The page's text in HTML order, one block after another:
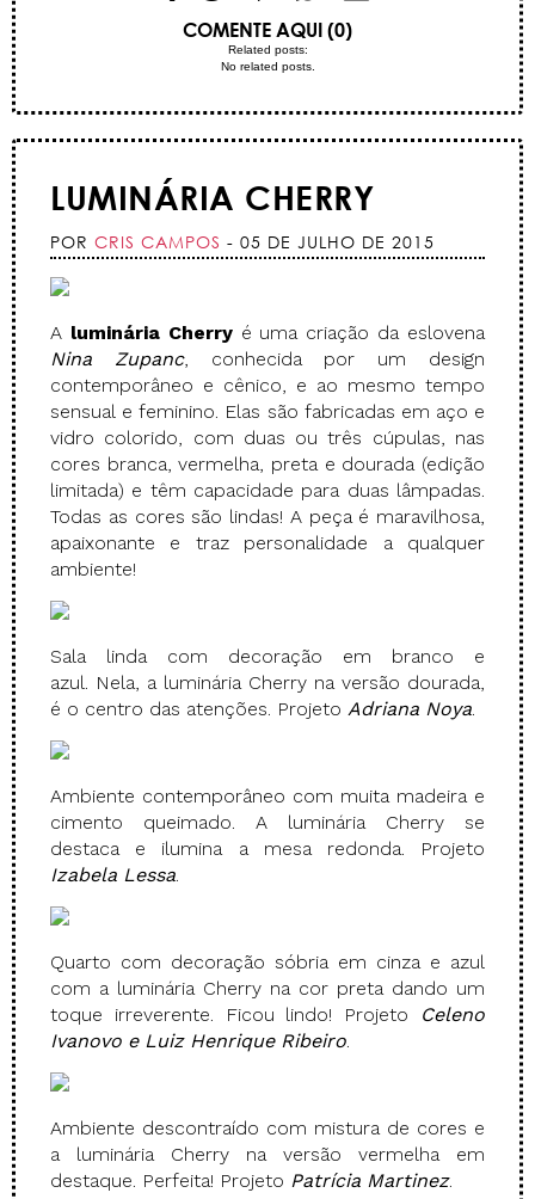
COMENTE AQUI (0)
Related posts:
No related posts.
LUMINÁRIA CHERRY
POR CRIS CAMPOS - 05 DE JULHO DE 2015
A luminária Cherryé uma criação da eslovena
Nina Zupanc, conhecida por um design
contemporâneo e cênico, e ao mesmo tempo
sensual e feminino. Elas são fabricadas em aço e
vidro colorido, com duas ou três cúpulas, nas
cores branca, vermelha, preta e dourada (edição
limitada) e têm capacidade para duas lâmpadas.
Todas as cores são lindas! A peça é maravilhosa,
apaixonante e traz personalidade a qualquer
ambiente!
Sala linda com decoração em branco e
azul. Nela, a luminária Cherry na versão dourada,
é o centro das atenções. Projeto Adriana Noya.
Ambiente contemporâneo com muita madeira e
cimento queimado. A luminária Cherry se
destaca e ilumina a mesa redonda. Projeto
Izabela Lessa.
Quarto com decoração sóbria em cinza e azul
com a luminária Cherry na cor preta dando um
toque irreverente. Ficou lindo! Projeto
Celeno
Ivanovo e Luiz Henrique Ribeiro.
Ambiente descontraído com mistura de cores e
a luminária Cherry na versão vermelha em
destaque. Perfeita! Projeto Patrícia Martinez.